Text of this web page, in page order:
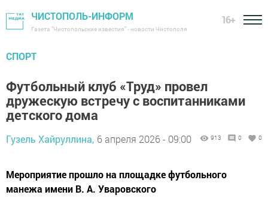
ЧИСТОПОЛЬ-ИНФОРМ
Газета "Чистопольские известия" - новости Чистополя
16+
СПОРТ
Футбольный клуб «Труд» провел
дружескую встречу с воспитанниками
детского дома
Гузель Хайруллина, 6 апреля 2026 - 09:00 913 0 0
Мероприятие прошло на площадке футбольного
манежа имени В. А. Уваровского